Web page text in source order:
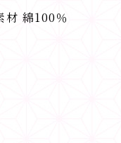
綿100％